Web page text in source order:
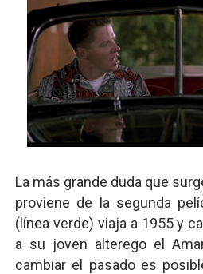
La más grande duda que
proviene de la segunda
(línea verde) viaja a 1955 y
a su joven alterego el
cambiar el pasado es